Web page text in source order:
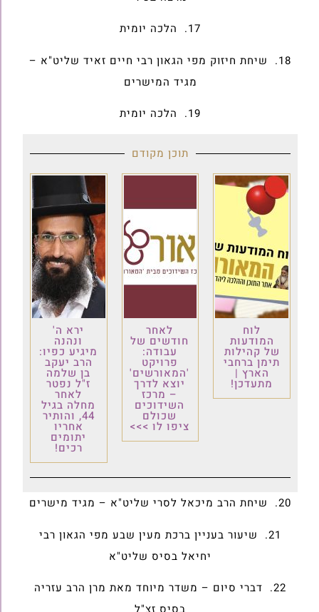
17. הלכה יומית
18. שיחת חיזוק מפי הגאון רבי חיים זאיד שליט"א –
מגיד המישרים
19. הלכה יומית
תוכן מקודם
לוח
המודעות
של קהילות
תימן ברחבי
הארץ |
מתעדכן!
לאחר
חודשים של
עבודה:
פרויקט
'המאורשים'
יוצא לדרך
– מרכז
השידוכים
שכולם
ציפו לו >>>
ירא ה'
ונהנה
מיגיע כפיו:
הרב יעקב
בן שלמה
ז"ל נפטר
לאחר
מחלה בגיל
44, והותיר
אחריו
יתומים
רכים!
20. שיחת הרב מיכאל לסרי שליט"א – מגיד מישרים
21. שיעור בעניין ברכת מעין שבע מפי הגאון רבי
יחיאל בסיס שליט"א
22. דברי סיום – משדר מיוחד מאת מרן הרב עזריה